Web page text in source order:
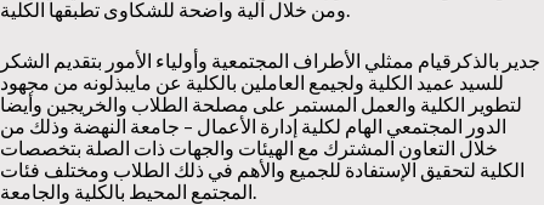
جدير بالذكرقيام ممثلي الأطراف المجتمعية وأولياء الأمور بتقديم الشكر
للسيد عميد الكلية ولجيمع العاملين بالكلية عن مايبذلونه من مجهود
لتطوير الكلية والعمل المستمر على مصلحة الطلاب والخريجين وأيضا
الدور المجتمعي الهام لكلية إدارة الأعمال – جامعة النهضة وذلك من
خلال التعاون المشترك مع الهيئات والجهات ذات الصلة بتخصصات
الكلية لتحقيق الإستفادة للجميع والأهم في ذلك الطلاب ومختلف فئات